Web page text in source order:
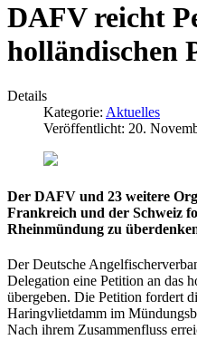
DAFV reicht
holländischen
Details
Kategorie: Aktuelles
Veröffentlicht: 20.
Der DAFV und 23 weitere
Frankreich und der Schweiz
Rheinmündung zu
Der Deutsche
Delegation eine Petition an das
übergeben. Die Petition fordert
Haringvlietdamm im
Nach ihrem Zusammenfluss